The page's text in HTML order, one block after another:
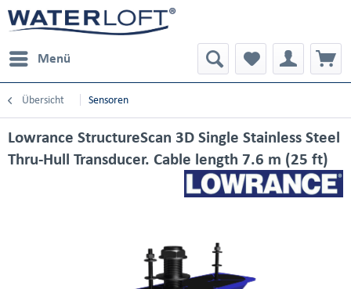
Menü
Übersicht Sensoren
Lowrance StructureScan 3D Single Stainless Steel
Thru-Hull Transducer. Cable length 7.6 m (25 ft)